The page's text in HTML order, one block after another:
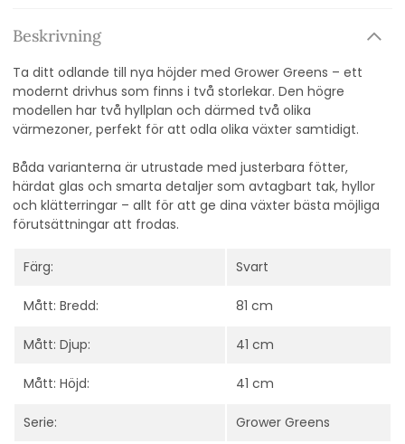
Beskrivning
Ta ditt odlande till nya höjder med Grower Greens – ett
modernt drivhus som finns i två storlekar. Den högre
modellen har två hyllplan och därmed två olika
värmezoner, perfekt för att odla olika växter samtidigt.
Båda varianterna är utrustade med justerbara fötter,
härdat glas och smarta detaljer som avtagbart tak, hyllor
och klätterringar – allt för att ge dina växter bästa möjliga
förutsättningar att frodas.
Färg: Svart
Mått: Bredd: 81 cm
Mått: Djup: 41 cm
Mått: Höjd: 41 cm
Serie: Grower Greens